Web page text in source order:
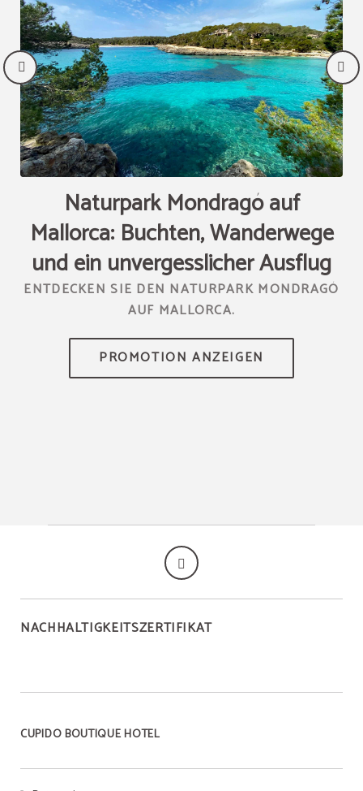
Naturpark Mondragó auf
Mallorca: Buchten, Wanderwege
und ein unvergesslicher Ausflug
ENTDECKEN SIE DEN NATURPARK MONDRAGÓ
AUF MALLORCA.
NACHHALTIGKEITSZERTIFIKAT
CUPIDO BOUTIQUE HOTEL